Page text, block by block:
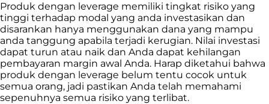
Produk dengan leverage memiliki tingkat risiko yang
tinggi terhadap modal yang anda investasikan dan
disarankan hanya menggunakan dana yang mampu
anda tanggung apabila terjadi kerugian. Nilai investasi
dapat turun atau naik dan Anda dapat kehilangan
pembayaran margin awal Anda. Harap diketahui bahwa
produk dengan leverage belum tentu cocok untuk
semua orang, jadi pastikan Anda telah memahami
sepenuhnya semua risiko yang terlibat.